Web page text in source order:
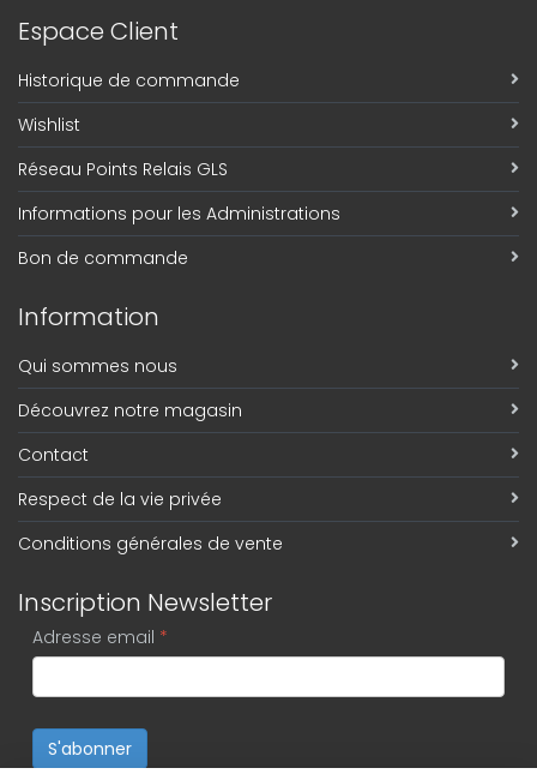
Espace Client
Historique de commande
Wishlist
Réseau Points Relais GLS
Informations pour les Administrations
Bon de commande
Information
Qui sommes nous
Découvrez notre magasin
Contact
Respect de la vie privée
Conditions générales de vente
Inscription Newsletter
Adresse email *
S'abonner